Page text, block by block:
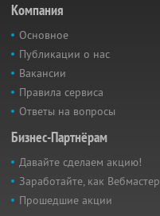
Компания
Основное
Публикации о нас
Вакансии
Правила сервиса
Ответы на вопросы
Бизнес-Партнёрам
Давайте сделаем акцию!
Заработайте, как Вебмастер
Прошедшие акции